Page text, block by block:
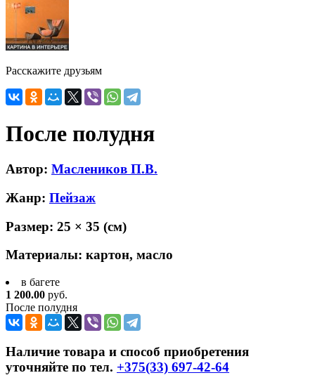
Расскажите друзьям
После полудня
Автор: Маслеников П.В.
Жанр: Пейзаж
Размер: 25 × 35 (см)
Материалы: картон, масло
в багете
1 200.00 руб.
После полудня
Наличие товара и способ приобретения
уточняйте по тел. +375(33) 697-42-64